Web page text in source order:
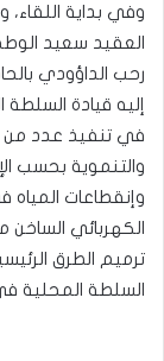
وفي بداية اللقاء،
العقيد سعيد
رحب الداؤودي
إليه قيادة السلطة
في تنفيذ عدد من
والتنموية بحسب
وإنقطاعات المياه
الكهربائي
ترميم الطرق
السلطة المحلية